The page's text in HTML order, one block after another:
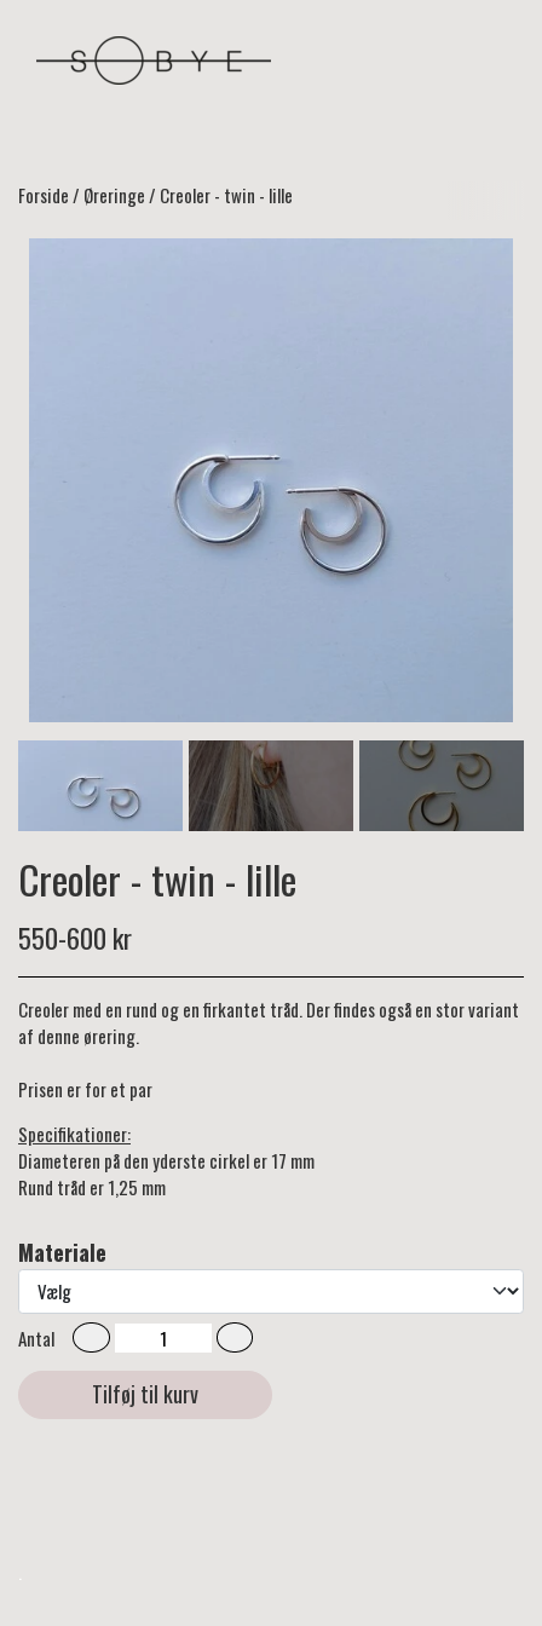
Forside Øreringe Creoler - twin - lille
Creoler - twin - lille
550-600 kr
Creoler med en rund og en firkantet tråd. Der findes også en stor variant
af denne ørering.
Prisen er for et par
Specifikationer:
Diameteren på den yderste cirkel er 17 mm
Rund tråd er 1,25 mm
Materiale
Antal
Tilføj til kurv